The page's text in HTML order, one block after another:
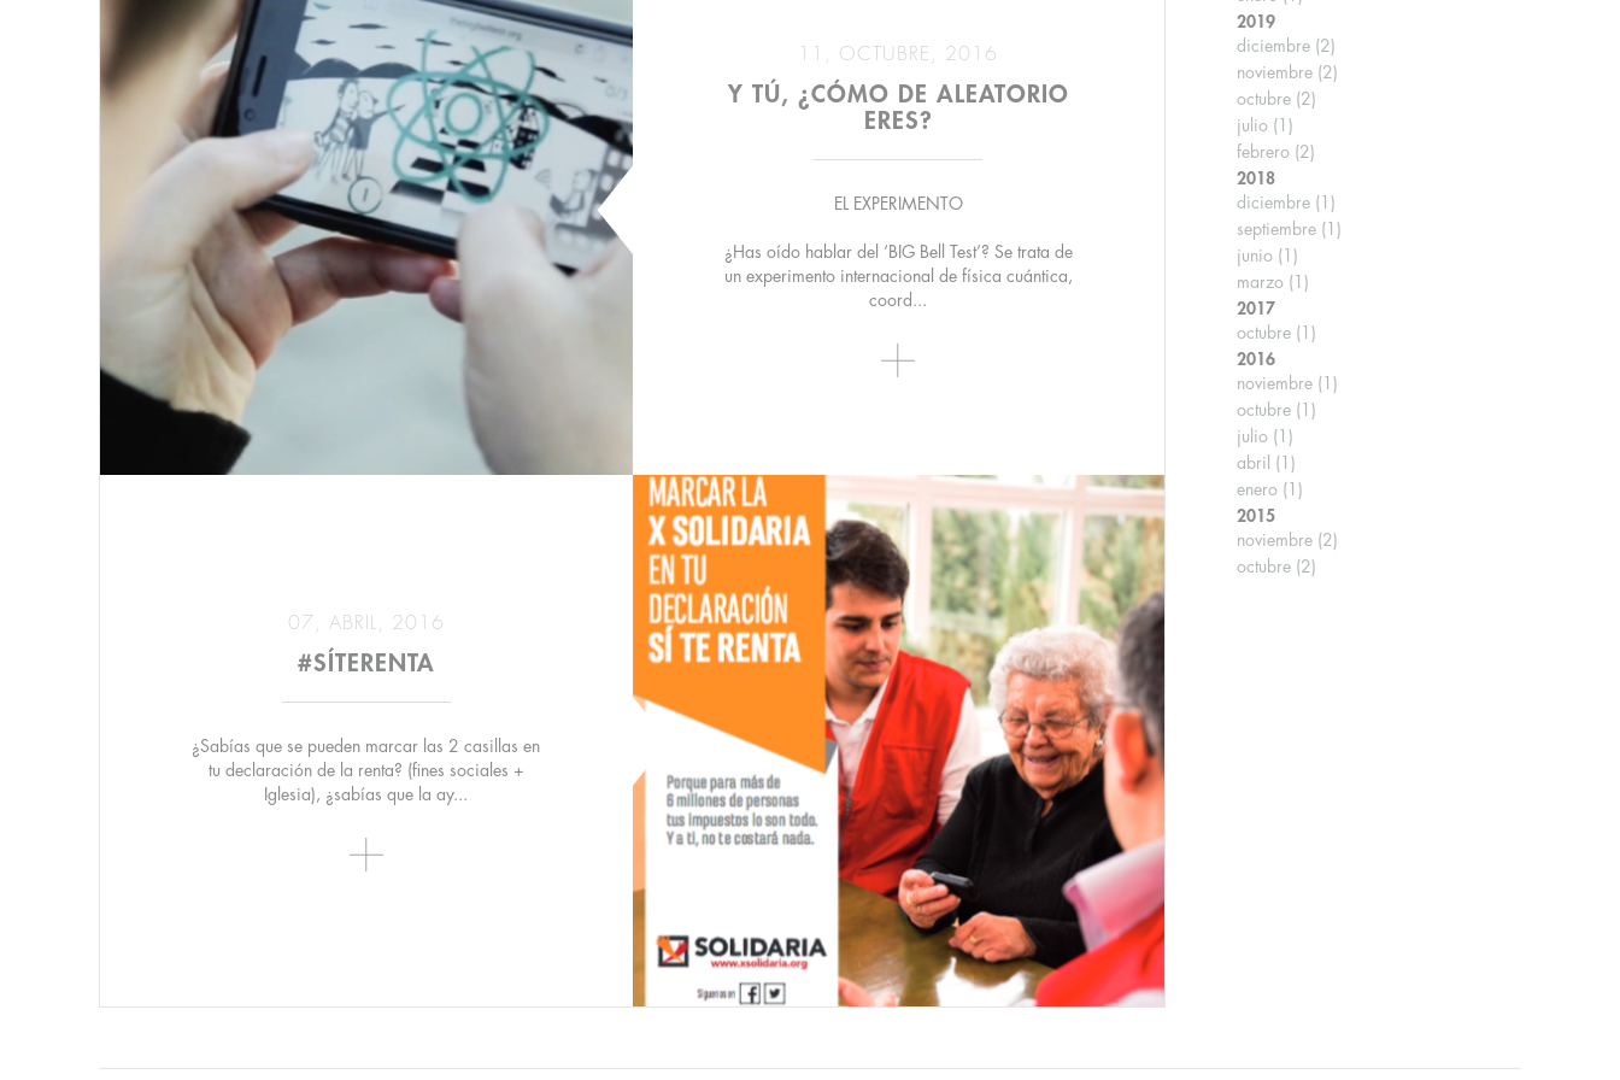
11, OCTUBRE, 2016
Y TÚ, ¿CÓMO DE ALEATORIO
ERES?
EL EXPERIMENTO
¿Has oído hablar del ‘BIG Bell Test’? Se trata de
un experimento internacional de física cuántica,
coord...
07, ABRIL, 2016
#SÍTERENTA
¿Sabías que se pueden marcar las 2 casillas en
tu declaración de la renta? (fines sociales +
Iglesia), ¿sabías que la ay...
2019
diciembre (2)
noviembre (2)
octubre (2)
julio (1)
febrero (2)
2018
diciembre (1)
septiembre (1)
junio (1)
marzo (1)
2017
octubre (1)
2016
noviembre (1)
octubre (1)
julio (1)
abril (1)
enero (1)
2015
noviembre (2)
octubre (2)